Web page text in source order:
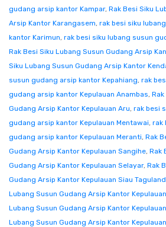
gudang arsip kantor Kampar, Rak Besi Siku
Arsip Kantor Karangasem, rak besi siku
kantor Karimun, rak besi siku lubang susun
Rak Besi Siku Lubang Susun Gudang Arsip
Siku Lubang Susun Gudang Arsip Kantor
susun gudang arsip kantor Kepahiang, rak
gudang arsip kantor Kepulauan Anambas,
Gudang Arsip Kantor Kepulauan Aru, rak besi
gudang arsip kantor Kepulauan Mentawai, rak
gudang arsip kantor Kepulauan Meranti, Rak
Gudang Arsip Kantor Kepulauan Sangihe, Rak
Gudang Arsip Kantor Kepulauan Selayar, Rak
Gudang Arsip Kantor Kepulauan Siau
Lubang Susun Gudang Arsip Kantor
Lubang Susun Gudang Arsip Kantor
Lubang Susun Gudang Arsip Kantor